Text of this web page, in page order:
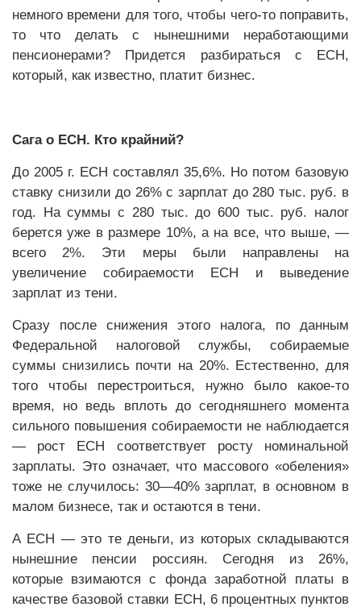
немного времени для того, чтобы чего-то поправить,
то что делать с нынешними неработающими
пенсионерами? Придется разбираться с ЕСН,
который, как известно, платит бизнес.
Сага о ЕСН. Кто крайний?
До 2005 г. ЕСН составлял 35,6%. Но потом базовую
ставку снизили до 26% с зарплат до 280 тыс. руб. в
год. На суммы с 280 тыс. до 600 тыс. руб. налог
берется уже в размере 10%, а на все, что выше, —
всего 2%. Эти меры были направлены на
увеличение собираемости ЕСН и выведение
зарплат из тени.
Сразу после снижения этого налога, по данным
Федеральной налоговой службы, собираемые
суммы снизились почти на 20%. Естественно, для
того чтобы перестроиться, нужно было какое-то
время, но ведь вплоть до сегодняшнего момента
сильного повышения собираемости не наблюдается
— рост ЕСН соответствует росту номинальной
зарплаты. Это означает, что массового «обеления»
тоже не случилось: 30—40% зарплат, в основном в
малом бизнесе, так и остаются в тени.
А ЕСН — это те деньги, из которых складываются
нынешние пенсии россиян. Сегодня из 26%,
которые взимаются с фонда заработной платы в
качестве базовой ставки ЕСН, 6 процентных пунктов